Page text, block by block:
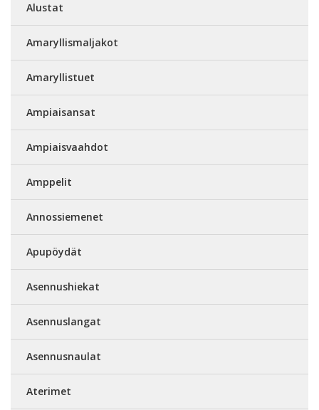
Alustat
Amaryllismaljakot
Amaryllistuet
Ampiaisansat
Ampiaisvaahdot
Amppelit
Annossiemenet
Apupöydät
Asennushiekat
Asennuslangat
Asennusnaulat
Aterimet